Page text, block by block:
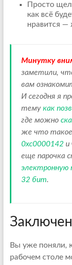
Просто
как всё
нравится —
Минутку
заметили,
вам
И сегодня я
тему как
где можно
же что такое
0xc0000142и
еще парочка
электронную
32 бит.
Вы уже поняли,
рабочем столе